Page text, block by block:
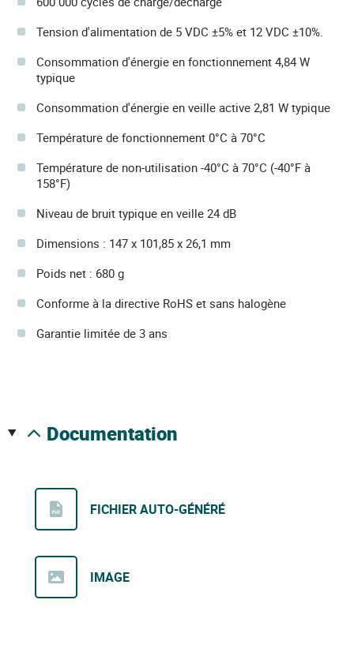
Tension d'alimentation de 5 VDC ±5% et 12 VDC ±10%.
Consommation d'énergie en fonctionnement 4,84 W
typique
Consommation d'énergie en veille active 2,81 W typique
Température de fonctionnement 0°C à 70°C
Température de non-utilisation -40°C à 70°C (-40°F à
158°F)
Niveau de bruit typique en veille 24 dB
Dimensions : 147 x 101,85 x 26,1 mm
Poids net : 680 g
Conforme à la directive RoHS et sans halogène
Garantie limitée de 3 ans
documentation
FICHIER AUTO-GÉNÉRÉ
IMAGE